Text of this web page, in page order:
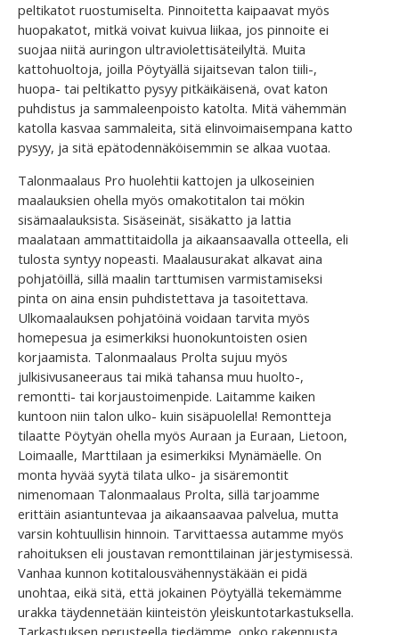
peltikatot ruostumiselta. Pinnoitetta kaipaavat myös
huopakatot, mitkä voivat kuivua liikaa, jos pinnoite ei
suojaa niitä auringon ultraviolettisäteilyltä. Muita
kattohuoltoja, joilla Pöytyällä sijaitsevan talon tiili-,
huopa- tai peltikatto pysyy pitkäikäisenä, ovat katon
puhdistus ja sammaleenpoisto katolta. Mitä vähemmän
katolla kasvaa sammaleita, sitä elinvoimaisempana katto
pysyy, ja sitä epätodennäköisemmin se alkaa vuotaa.
Talonmaalaus Pro huolehtii kattojen ja ulkoseinien
maalauksien ohella myös omakotitalon tai mökin
sisämaalauksista. Sisäseinät, sisäkatto ja lattia
maalataan ammattitaidolla ja aikaansaavalla otteella, eli
tulosta syntyy nopeasti. Maalausurakat alkavat aina
pohjatöillä, sillä maalin tarttumisen varmistamiseksi
pinta on aina ensin puhdistettava ja tasoitettava.
Ulkomaalauksen pohjatöinä voidaan tarvita myös
homepesua ja esimerkiksi huonokuntoisten osien
korjaamista. Talonmaalaus Prolta sujuu myös
julkisivusaneeraus tai mikä tahansa muu huolto-,
remontti- tai korjaustoimenpide. Laitamme kaiken
kuntoon niin talon ulko- kuin sisäpuolella! Remontteja
tilaatte Pöytyän ohella myös Auraan ja Euraan, Lietoon,
Loimaalle, Marttilaan ja esimerkiksi Mynämäelle. On
monta hyvää syytä tilata ulko- ja sisäremontit
nimenomaan Talonmaalaus Prolta, sillä tarjoamme
erittäin asiantuntevaa ja aikaansaavaa palvelua, mutta
varsin kohtuullisin hinnoin. Tarvittaessa autamme myös
rahoituksen eli joustavan remonttilainan järjestymisessä.
Vanhaa kunnon kotitalousvähennystäkään ei pidä
unohtaa, eikä sitä, että jokainen Pöytyällä tekemämme
urakka täydennetään kiinteistön yleiskuntotarkastuksella.
Tarkastuksen perusteella tiedämme, onko rakennusta